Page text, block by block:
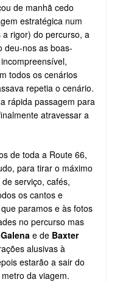
de manhã cedo
estratégica num
rigor) do percurso, a
deu-nos as boas-
todos os cenários
repetia o cenário.
rápida passagem para
atravessar a
de toda a Route 66,
para tirar o máximo
serviço, cafés,
os cantos e
paramos e às fotos
no percurso mas
Galena e de Baxter
alusivas à
estarão a sair do
da viagem.